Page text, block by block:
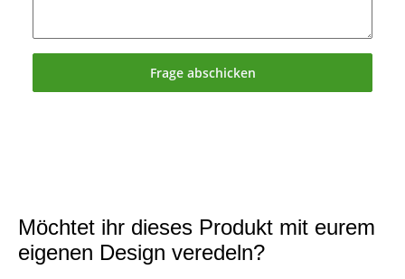
Frage abschicken
Möchtet ihr dieses Produkt mit eurem
eigenen Design veredeln?